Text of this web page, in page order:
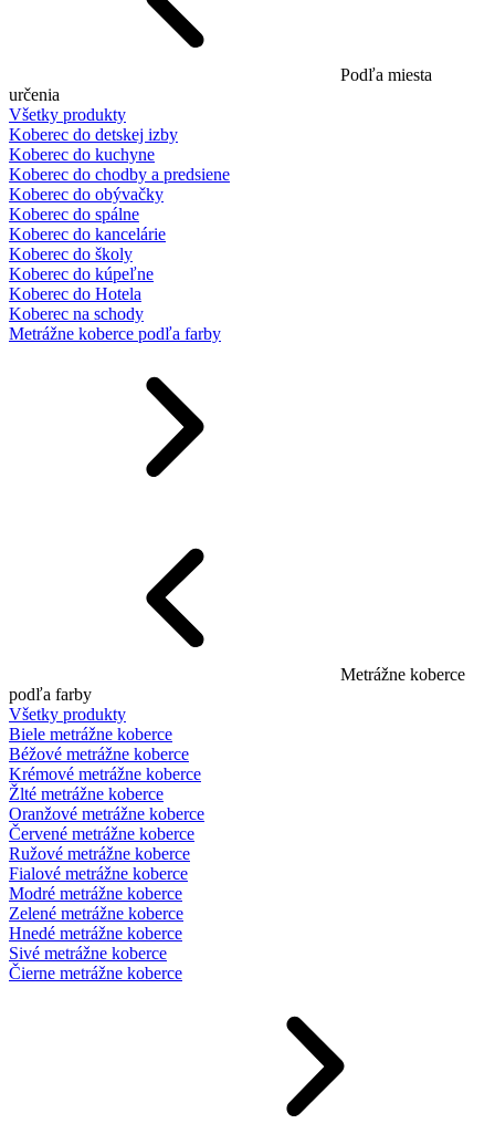
Podľa miesta
určenia
Všetky produkty
Koberec do detskej izby
Koberec do kuchyne
Koberec do chodby a predsiene
Koberec do obývačky
Koberec do spálne
Koberec do kancelárie
Koberec do školy
Koberec do kúpeľne
Koberec do Hotela
Koberec na schody
Metrážne koberce podľa farby
Metrážne koberce
podľa farby
Všetky produkty
Biele metrážne koberce
Béžové metrážne koberce
Krémové metrážne koberce
Žlté metrážne koberce
Oranžové metrážne koberce
Červené metrážne koberce
Ružové metrážne koberce
Fialové metrážne koberce
Modré metrážne koberce
Zelené metrážne koberce
Hnedé metrážne koberce
Sivé metrážne koberce
Čierne metrážne koberce